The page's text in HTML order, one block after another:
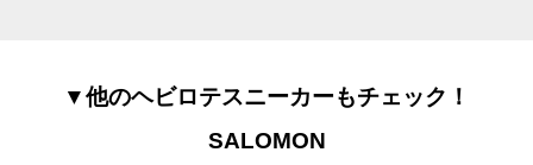
▼他のヘビロテスニーカーもチェック！
SALOMON